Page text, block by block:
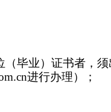
毕业）证书者，须
进行办理）；